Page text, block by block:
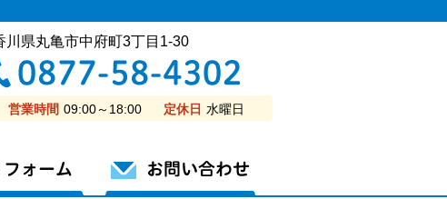
川県丸亀市中府町3丁目1-30
営業時間 09:00～18:00 定休日 水曜日